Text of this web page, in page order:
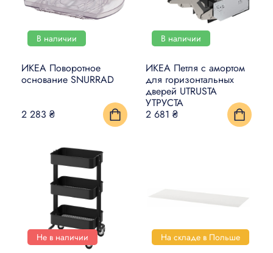
В наличии
ИКЕА Поворотное
основание SNURRAD
2 283 ₴
В наличии
ИКЕА Петля с амортом
для горизонтальных
дверей UTRUSTA
УТРУСТА
2 681 ₴
Не в наличии На складе в Польше